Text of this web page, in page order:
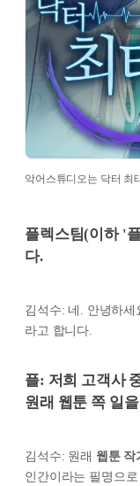
악어스튜디오는 닥터 최
플렉스팀(이하 '
다.
김석수: 네. 안녕하
라고 합니다.
플: 저희 고객사
원래 웹툰 쪽 일
김석수: 원래 웹툰 작
인간이라는 필명으